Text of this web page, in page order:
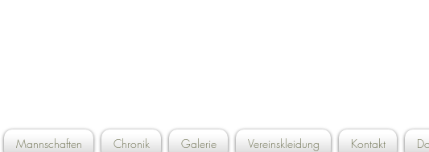
Mannschaften Chronik Galerie Vereinskleidung Kontakt